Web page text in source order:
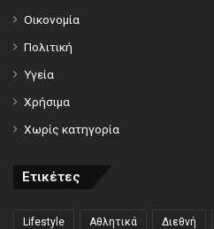
Οικονομία
Πολιτική
Υγεία
Χρήσιμα
Χωρίς κατηγορία
Ετικέτες
Lifestyle Αθλητικά Διεθνή